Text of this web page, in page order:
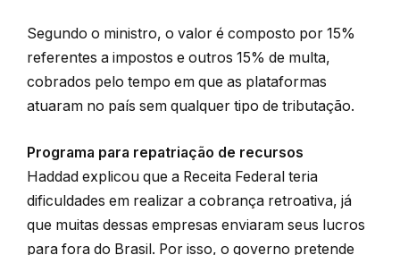
Segundo o ministro, o valor é composto por 15%
referentes a impostos e outros 15% de multa,
cobrados pelo tempo em que as plataformas
atuaram no país sem qualquer tipo de tributação.
Programa para repatriação de recursos
Haddad explicou que a Receita Federal teria
dificuldades em realizar a cobrança retroativa, já
que muitas dessas empresas enviaram seus lucros
para fora do Brasil. Por isso, o governo pretende